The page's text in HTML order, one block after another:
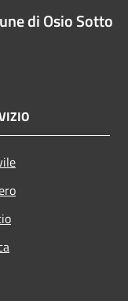
di Osio Sotto